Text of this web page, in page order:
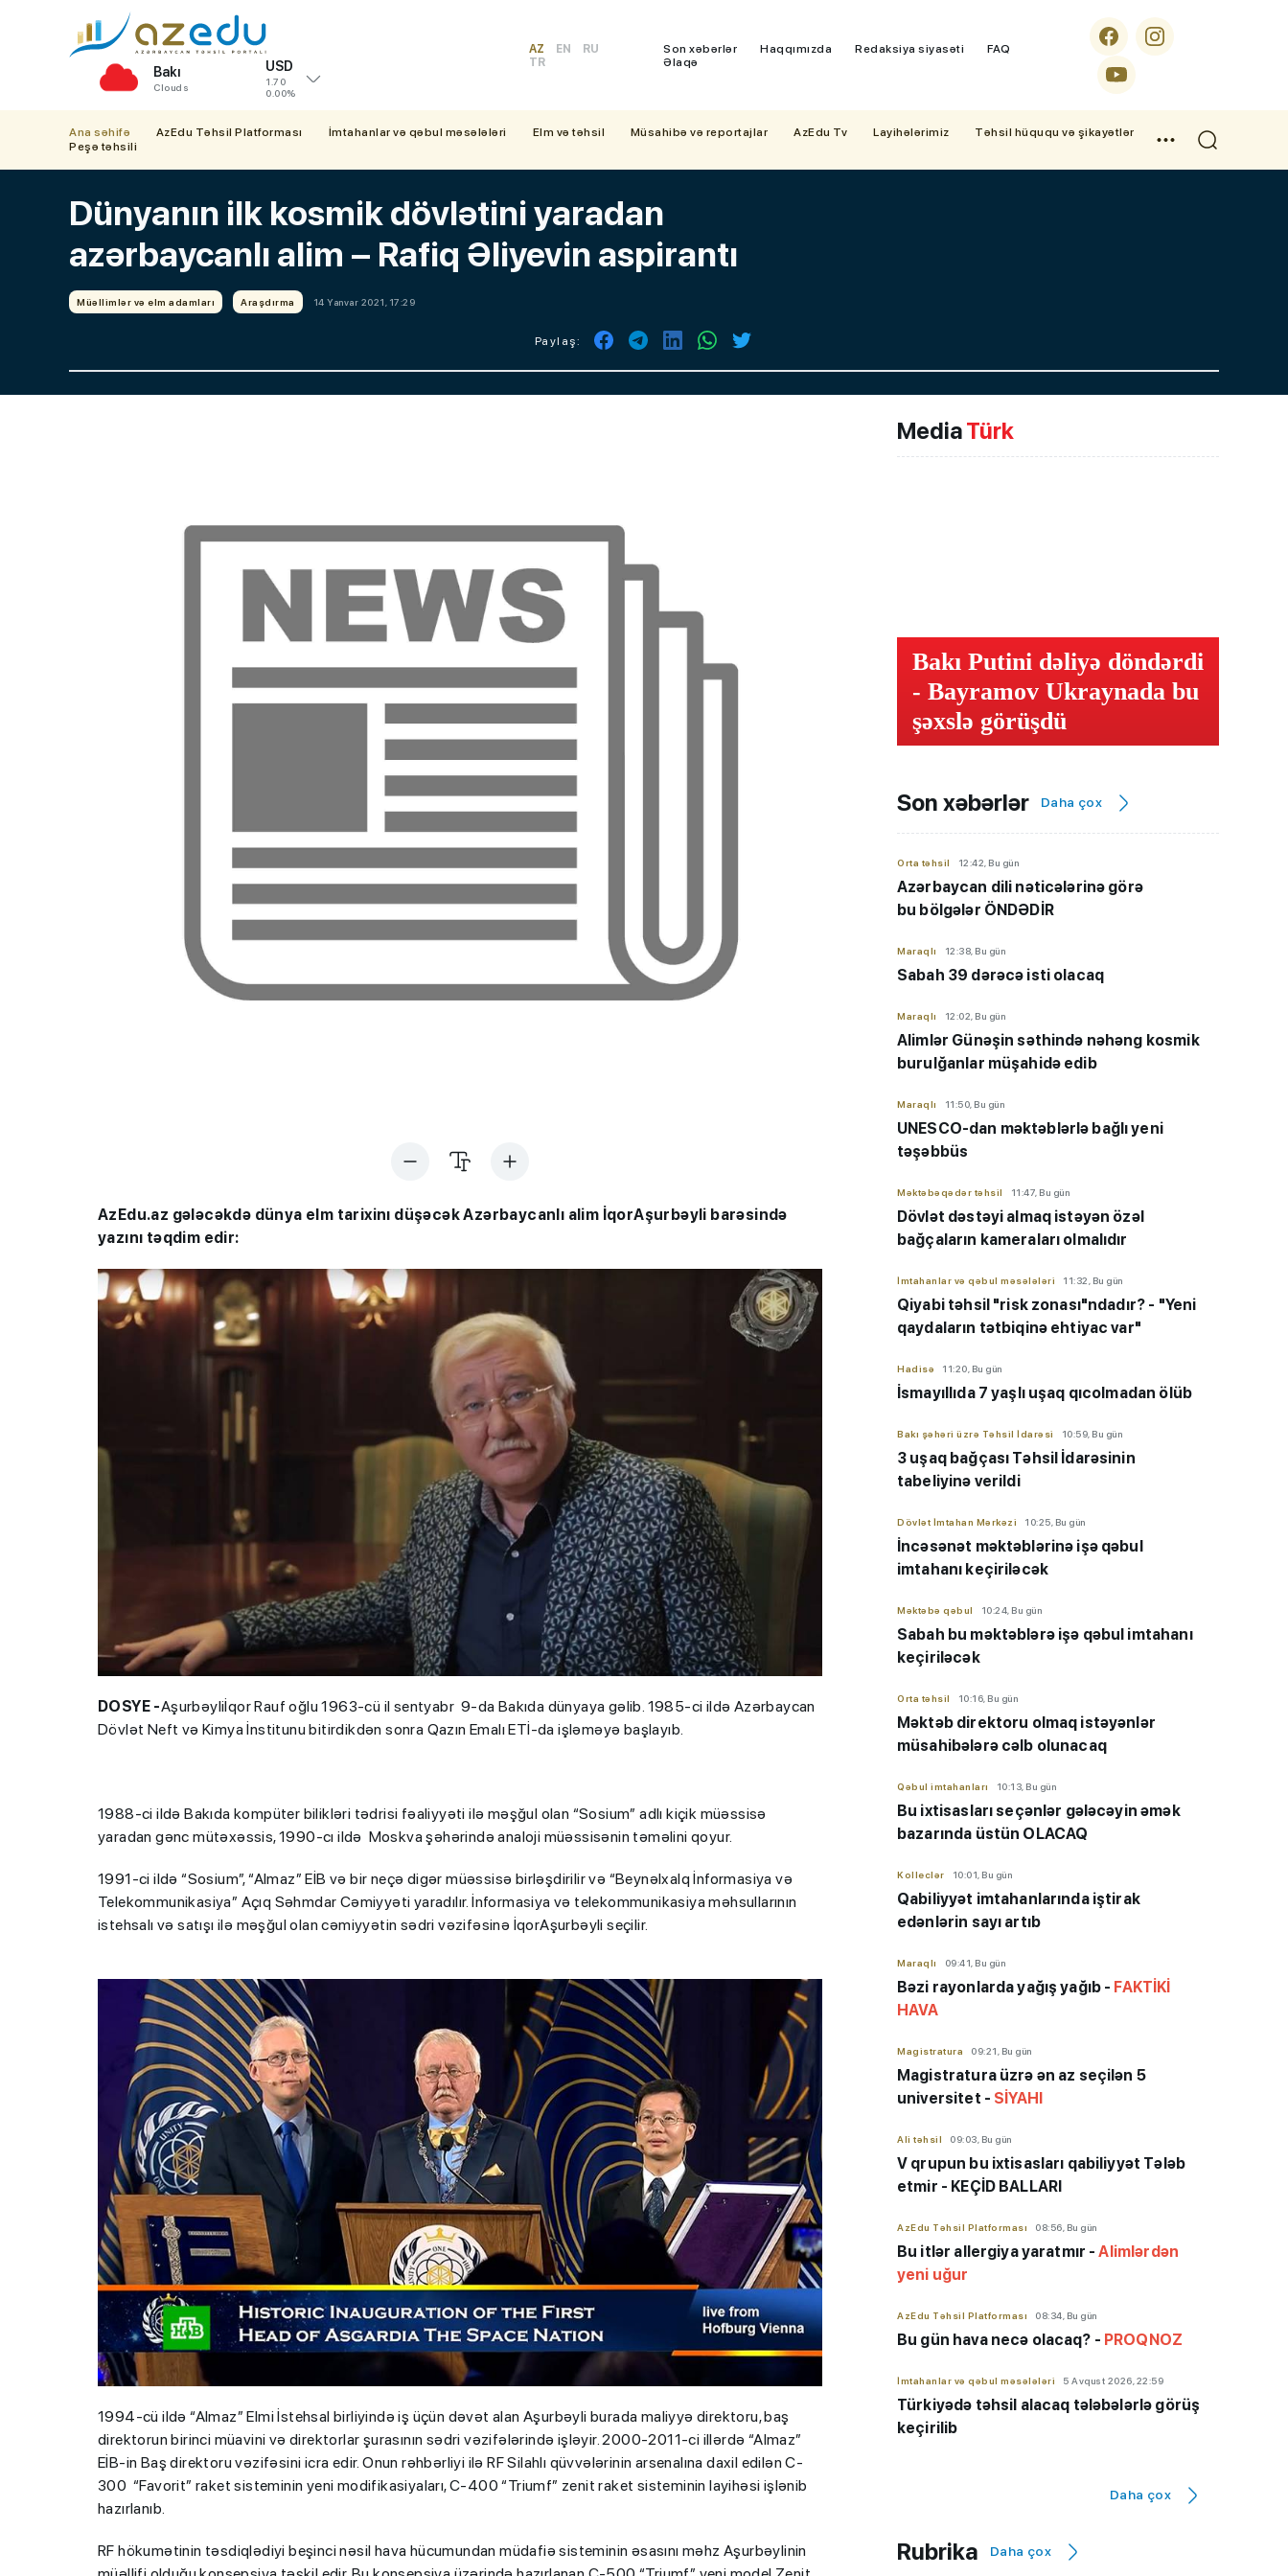
Bakı
Clouds
USD
1.70
0.00%
AZ EN
RU
TR
Son xəbərlər Haqqımızda Redaksiya siyasəti
FAQ
Əlaqə
Ana səhifə AzEdu Təhsil Platforması İmtahanlar və qəbul məsələləri Elm və təhsil Müsahibə və reportajlar AzEdu Tv Layihələrimiz
Təhsil hüququ və şikayətlər
Peşə təhsili
Dünyanın ilk kosmik dövlətini yaradan
azərbaycanlı alim – Rafiq Əliyevin aspirantı
Müəllimlər və elm adamları Araşdırma 14 Yanvar 2021, 17:29
Paylaş:
AzEdu.az gələcəkdə dünya elm tarixinı düşəcək Azərbaycanlı alim İqorAşurbəyli barəsində
yazını təqdim edir:
DOSYE -Aşurbəyliİqor Rauf oğlu 1963-cü il sentyabr 9-da Bakıda dünyaya gəlib. 1985-ci ildə Azərbaycan
Dövlət Neft və Kimya İnstitunu bitirdikdən sonra Qazın Emalı ETİ-da işləməyə başlayıb.
1988-ci ildə Bakıda kompüter bilikləri tədrisi fəaliyyəti ilə məşğul olan “Sosium” adlı kiçik müəssisə
yaradan gənc mütəxəssis, 1990-cı ildə Moskva şəhərində analoji müəssisənin təməlini qoyur.
1991-ci ildə “Sosium”, “Almaz” EİB və bir neçə digər müəssisə birləşdirilir və “Beynəlxalq İnformasiya və
Telekommunikasiya” Açıq Səhmdar Cəmiyyəti yaradılır. İnformasiya və telekommunikasiya məhsullarının
istehsalı və satışı ilə məşğul olan cəmiyyətin sədri vəzifəsinə İqorAşurbəyli seçilir.
1994-cü ildə “Almaz” Elmi İstehsal birliyində iş üçün dəvət alan Aşurbəyli burada maliyyə direktoru, baş
direktorun birinci müavini və direktorlar şurasının sədri vəzifələrində işləyir. 2000-2011-ci illərdə “Almaz”
EİB-in Baş direktoru vəzifəsini icra edir. Onun rəhbərliyi ilə RF Silahlı qüvvələrinin arsenalına daxil edilən C-
300 “Favorit” raket sisteminin yeni modifikasiyaları, C-400 “Triumf” zenit raket sisteminin layihəsi işlənib
hazırlanıb.
RF hökumətinin təsdiqlədiyi beşinci nəsil hava hücumundan müdafiə sisteminin əsasını məhz Aşurbəylinin
MediaTürk
Bakı Putini dəliyə döndərdi
- Bayramov Ukraynada bu
şəxslə görüşdü
Son xəbərlər Daha çox
Orta təhsil 12:42, Bu gün
Azərbaycan dili nəticələrinə görə
bu bölgələr ÖNDƏDİR
Maraqlı 12:38, Bu gün
Sabah 39 dərəcə isti olacaq
Maraqlı 12:02, Bu gün
Alimlər Günəşin səthində nəhəng kosmik
burulğanlar müşahidə edib
Maraqlı 11:50, Bu gün
UNESCO-dan məktəblərlə bağlı yeni
təşəbbüs
Məktəbəqədər təhsil 11:47, Bu gün
Dövlət dəstəyi almaq istəyən özəl
bağçaların kameraları olmalıdır
İmtahanlar və qəbul məsələləri 11:32, Bu gün
Qiyabi təhsil "risk zonası"ndadır? - "Yeni
qaydaların tətbiqinə ehtiyac var"
Hadisə 11:20, Bu gün
İsmayıllıda 7 yaşlı uşaq qıcolmadan ölüb
Bakı şəhəri üzrə Təhsil İdarəsi 10:59, Bu gün
3 uşaq bağçası Təhsil İdarəsinin
tabeliyinə verildi
Dövlət İmtahan Mərkəzi 10:25, Bu gün
İncəsənət məktəblərinə işə qəbul
imtahanı keçiriləcək
Məktəbə qəbul 10:24, Bu gün
Sabah bu məktəblərə işə qəbul imtahanı
keçiriləcək
Orta təhsil 10:16, Bu gün
Məktəb direktoru olmaq istəyənlər
müsahibələrə cəlb olunacaq
Qəbul imtahanları 10:13, Bu gün
Bu ixtisasları seçənlər gələcəyin əmək
bazarında üstün OLACAQ
Kolleclər 10:01, Bu gün
Qabiliyyət imtahanlarında iştirak
edənlərin sayı artıb
Maraqlı 09:41, Bu gün
Bəzi rayonlarda yağış yağıb - FAKTİKİ
HAVA
Magistratura 09:21, Bu gün
Magistratura üzrə ən az seçilən 5
universitet - SİYAHI
Ali təhsil 09:03, Bu gün
V qrupun bu ixtisasları qabiliyyət Tələb
etmir - KEÇİD BALLARI
AzEdu Təhsil Platforması 08:56, Bu gün
Bu itlər allergiya yaratmır -Alimlərdən
yeni uğur
AzEdu Təhsil Platforması 08:34, Bu gün
Bu gün hava necə olacaq? - PROQNOZ
İmtahanlar və qəbul məsələləri 5 Avqust 2026, 22:59
Türkiyədə təhsil alacaq tələbələrlə görüş
keçirilib
Şəkidə yeni İncəsənət Məktəbində Yay
Maraqlı 5 Avqust 2026, 17:07
Daha çox
Rubrika Daha çox